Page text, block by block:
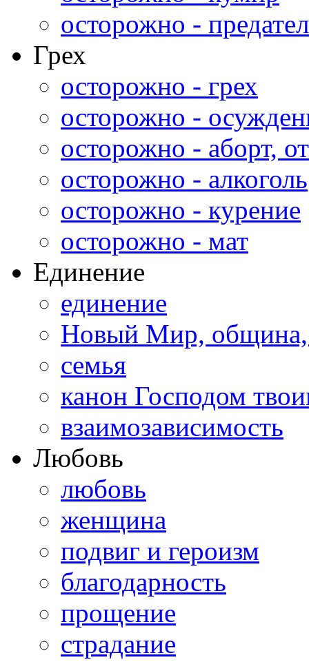
осторожно -
Грех
осторожно - грех
осторожно -
осторожно - аборт,
осторожно - алкоголь
осторожно - курение
осторожно - мат
Единение
единение
Новый Мир,
семья
канон Господом
взаимозависимость
Любовь
любовь
женщина
подвиг и героизм
благодарность
прощение
страдание